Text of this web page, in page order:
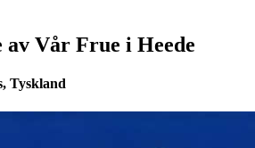
av Vår Frue i Heede
Tyskland